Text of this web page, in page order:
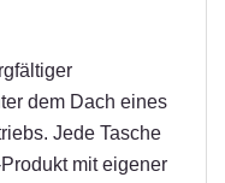
dem Dach eines
Jede Tasche
mit eigener